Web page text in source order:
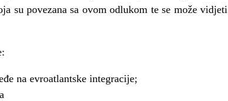
su povezana sa ovom odlukom te se može vidjeti
na evroatlantske integracije;